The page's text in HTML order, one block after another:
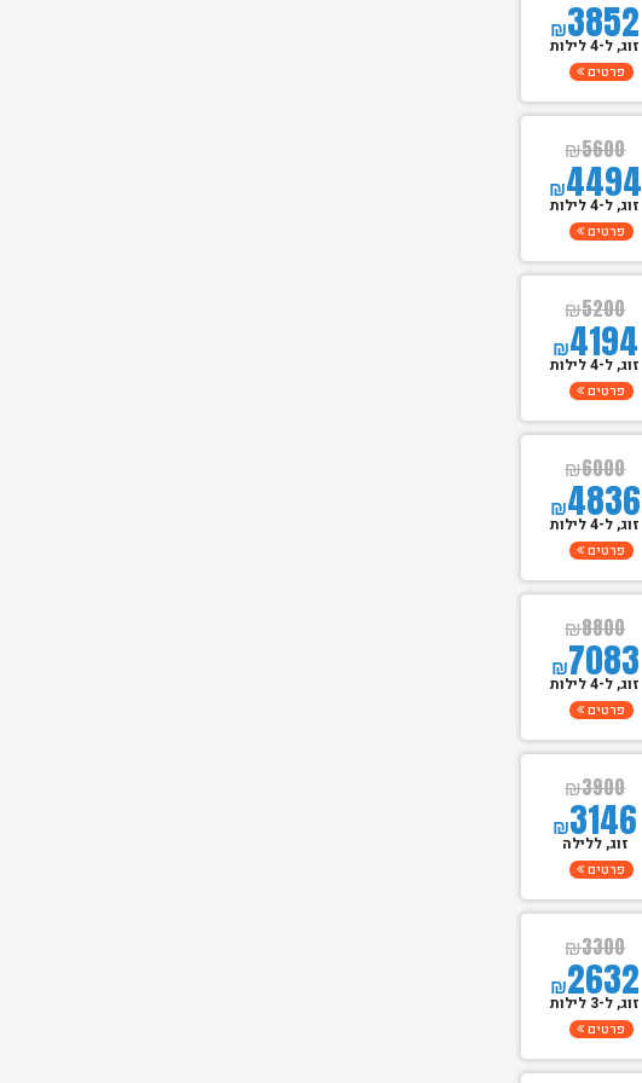
₪3852
זוג, ל-4 לילות
פרטים
₪5600
₪4494
זוג, ל-4 לילות
פרטים
₪5200
₪4194
זוג, ל-4 לילות
פרטים
₪6000
₪4836
זוג, ל-4 לילות
פרטים
₪8800
₪7083
זוג, ל-4 לילות
פרטים
₪3900
₪3146
זוג, ללילה
פרטים
₪3300
₪2632
זוג, ל-3 לילות
פרטים